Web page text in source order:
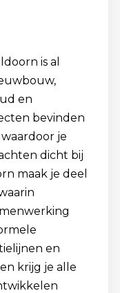
is al
en
bevinden
je
dicht bij
maak je deel
en
krijg je alle